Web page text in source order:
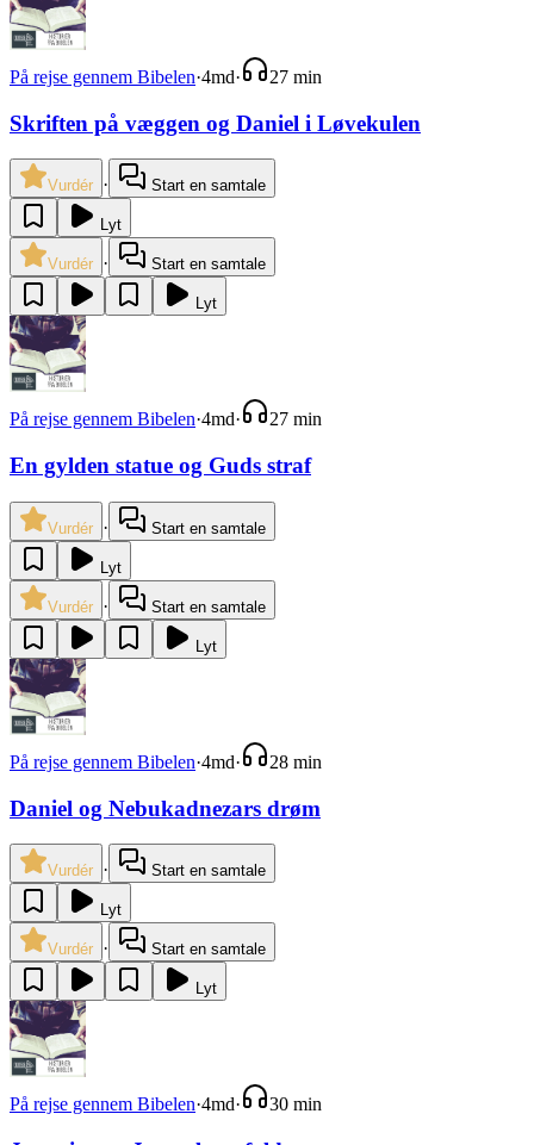
På rejse gennem Bibelen·4md· 27 min
Skriften på væggen og Daniel i Løvekulen
Vurdér · Start en samtale
Lyt
Vurdér · Start en samtale
Lyt
På rejse gennem Bibelen·4md· 27 min
En gylden statue og Guds straf
Vurdér · Start en samtale
Lyt
Vurdér · Start en samtale
Lyt
På rejse gennem Bibelen·4md· 28 min
Daniel og Nebukadnezars drøm
Vurdér · Start en samtale
Lyt
Vurdér · Start en samtale
Lyt
På rejse gennem Bibelen·4md· 30 min